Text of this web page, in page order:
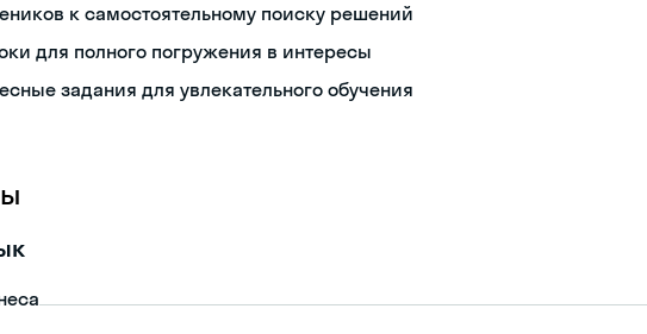
к самостоятельному поиску решений
для полного погружения в интересы
задания для увлекательного обучения